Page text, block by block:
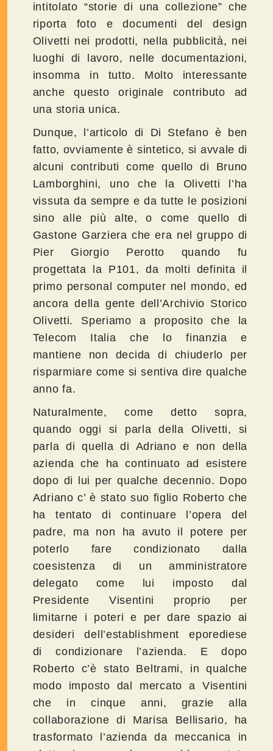
intitolato “storie di una collezione” che
riporta foto e documenti del design
Olivetti nei prodotti, nella pubblicità, nei
luoghi di lavoro, nelle documentazioni,
insomma in tutto. Molto interessante
anche questo originale contributo ad
una storia unica.
Dunque, l’articolo di Di Stefano è ben
fatto, ovviamente è sintetico, si avvale di
alcuni contributi come quello di Bruno
Lamborghini, uno che la Olivetti l’ha
vissuta da sempre e da tutte le posizioni
sino alle più alte, o come quello di
Gastone Garziera che era nel gruppo di
Pier Giorgio Perotto quando fu
progettata la P101, da molti definita il
primo personal computer nel mondo, ed
ancora della gente dell’Archivio Storico
Olivetti. Speriamo a proposito che la
Telecom Italia che lo finanzia e
mantiene non decida di chiuderlo per
risparmiare come si sentiva dire qualche
anno fa.
Naturalmente, come detto sopra,
quando oggi si parla della Olivetti, si
parla di quella di Adriano e non della
azienda che ha continuato ad esistere
dopo di lui per qualche decennio. Dopo
Adriano c’ è stato suo figlio Roberto che
ha tentato di continuare l’opera del
padre, ma non ha avuto il potere per
poterlo fare condizionato dalla
coesistenza di un amministratore
delegato come lui imposto dal
Presidente Visentini proprio per
limitarne i poteri e per dare spazio ai
desideri dell’establishment eporediese
di condizionare l’azienda. E dopo
Roberto c’è stato Beltrami, in qualche
modo imposto dal mercato a Visentini
che in cinque anni, grazie alla
collaborazione di Marisa Bellisario, ha
trasformato l’azienda da meccanica in